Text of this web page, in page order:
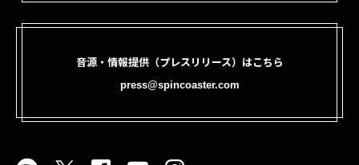
音源・情報提供（プレスリリース）はこちら
press@spincoaster.com